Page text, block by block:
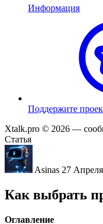
Информация
Поддержите
Xtalk.pro © 2026 —
Статья
Asinas 27 Апреля
Как выбрать
Оглавление